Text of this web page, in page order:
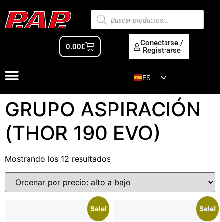
0.00€
Conectarse /
Registrarse
ES
EN
GRUPO ASPIRACIÓN
(THOR 190 EVO)
Mostrando los 12 resultados
Sale! Sale!